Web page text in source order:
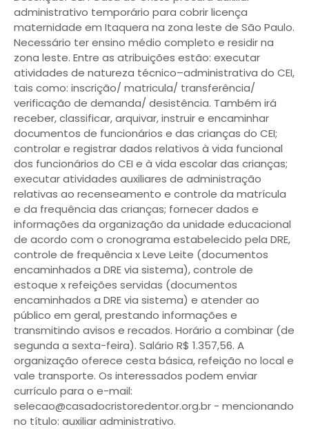
administrativo temporário para cobrir licença
maternidade em Itaquera na zona leste de São Paulo.
Necessário ter ensino médio completo e residir na
zona leste. Entre as atribuições estão: executar
atividades de natureza técnico–administrativa do CEI,
tais como: inscrição/ matricula/ transferência/
verificação de demanda/ desistência. Também irá
receber, classificar, arquivar, instruir e encaminhar
documentos de funcionários e das crianças do CEI;
controlar e registrar dados relativos à vida funcional
dos funcionários do CEI e à vida escolar das crianças;
executar atividades auxiliares de administração
relativas ao recenseamento e controle da matrícula
e da frequência das crianças; fornecer dados e
informações da organização da unidade educacional
de acordo com o cronograma estabelecido pela DRE,
controle de frequência x Leve Leite (documentos
encaminhados a DRE via sistema), controle de
estoque x refeições servidas (documentos
encaminhados a DRE via sistema) e atender ao
público em geral, prestando informações e
transmitindo avisos e recados. Horário a combinar (de
segunda a sexta-feira). Salário R$ 1.357,56. A
organização oferece cesta básica, refeição no local e
vale transporte. Os interessados podem enviar
currículo para o e-mail:
selecao@casadocristoredentor.org.br - mencionando
no título: auxiliar administrativo.